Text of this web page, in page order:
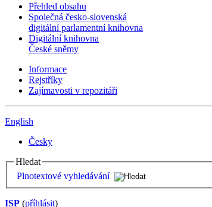
Přehled obsahu
Společná česko-slovenská
digitální parlamentní knihovna
Digitální knihovna
České sněmy
Informace
Rejstříky
Zajímavosti v repozitáři
English
Česky
Hledat
Plnotextové vyhledávání
ISP (příhlásit)